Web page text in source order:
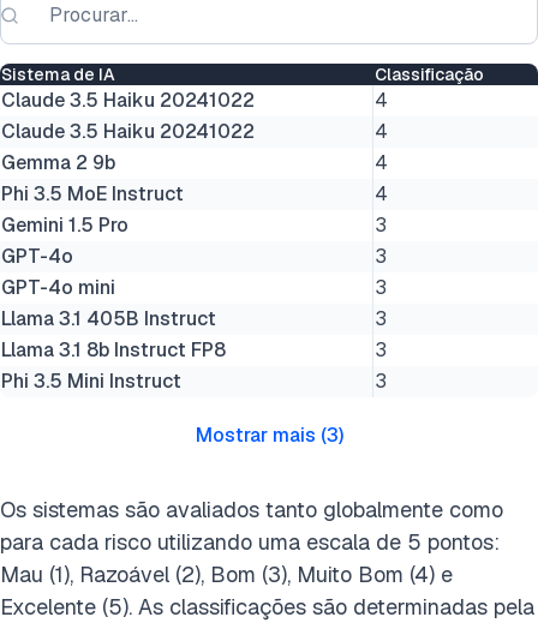
Sistema de IA Classificação
Claude 3.5 Haiku 20241022
4
Claude 3.5 Haiku 20241022
4
Gemma 2 9b
4
Phi 3.5 MoE Instruct
4
Gemini 1.5 Pro
3
GPT-4o
3
GPT-4o mini
3
Llama 3.1 405B Instruct
3
Llama 3.1 8b Instruct FP8
3
Phi 3.5 Mini Instruct
3
Mostrar mais (3)
Os sistemas são avaliados tanto globalmente como
para cada risco utilizando uma escala de 5 pontos:
Mau (1), Razoável (2), Bom (3), Muito Bom (4) e
Excelente (5). As classificações são determinadas pela